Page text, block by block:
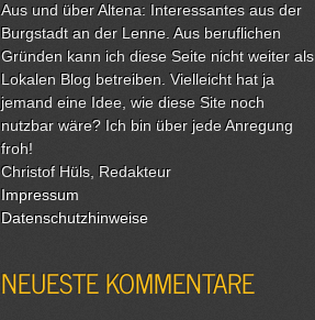
Aus und über Altena: Interessantes aus der
Burgstadt an der Lenne. Aus beruflichen
Gründen kann ich diese Seite nicht weiter als
Lokalen Blog betreiben. Vielleicht hat ja
jemand eine Idee, wie diese Site noch
nutzbar wäre? Ich bin über jede Anregung
froh!
Christof Hüls, Redakteur
Impressum
Datenschutzhinweise
NEUESTE KOMMENTARE